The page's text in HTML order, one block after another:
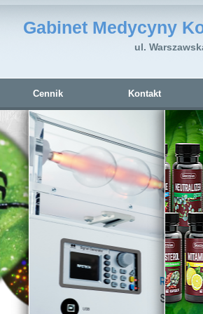
Cennik Kontakt
Gabinet Medycyny
ul.